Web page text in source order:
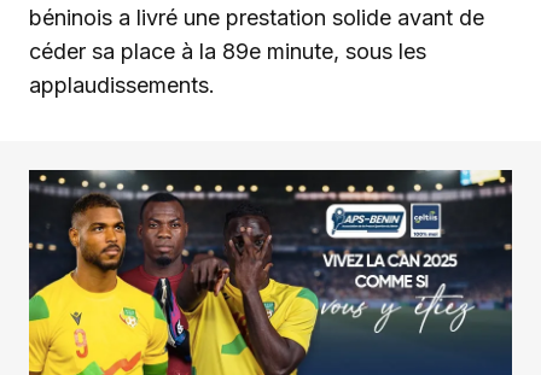
béninois a livré une prestation solide avant de
céder sa place à la 89e minute, sous les
applaudissements.